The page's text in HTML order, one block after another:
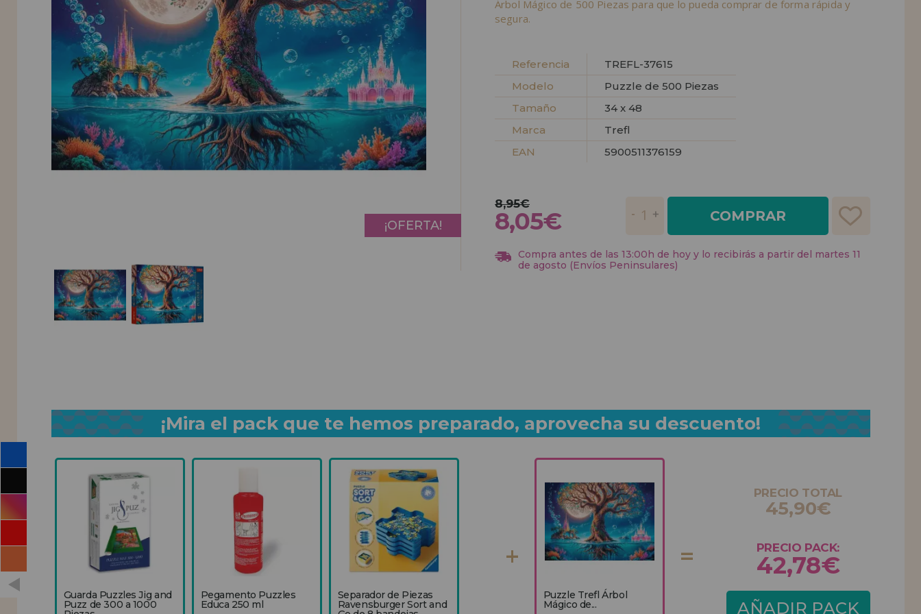
INFORMACIÓN
955 333 133
info@casadelpuzzle.com
Árbol Mágico de 500 Piezas para que lo pueda comprar de forma rápida y
segura.
Referencia
TREFL-37615
Modelo
Puzzle de 500 Piezas
Tamaño
34 x 48
Marca
Trefl
EAN
5900511376159
¡OFERTA!
8,95€
8,05€ COMPRAR
Compra antes de las 13:00h de hoy y lo recibirás a partir del martes 11
de agosto (Envíos Peninsulares)
¡Mira el pack que te hemos preparado, aprovecha su descuento!
Guarda Puzzles Jig and
Puzz de 300 a 1000
Pegamento Puzzles
Educa 250 ml
Separador de Piezas
Ravensburger Sort and
Puzzle Trefl Árbol
Mágico de...
PRECIO TOTAL
45,90€
PRECIO PACK:
42,78€
AÑADIR PACK